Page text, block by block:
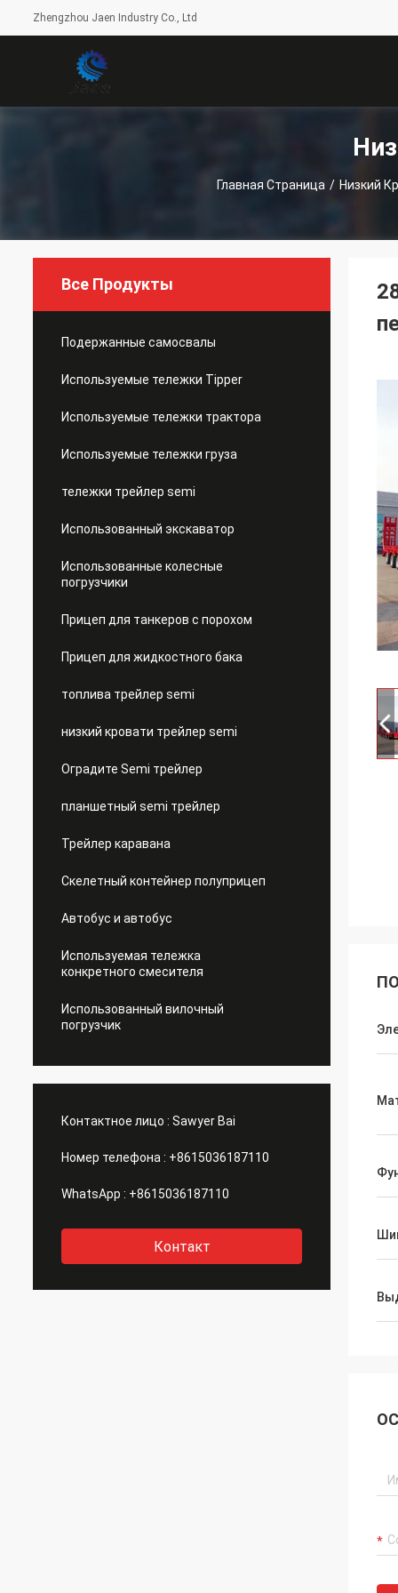
Zhengzhou Jaen Industry Co., Ltd
Главная Страница / Низкий
Все Продукты
Подержанные самосвалы
Используемые тележки Tipper
Используемые тележки трактора
Используемые тележки груза
тележки трейлер semi
Использованный экскаватор
Использованные колесные
погрузчики
Прицеп для танкеров с порохом
Прицеп для жидкостного бака
топлива трейлер semi
низкий кровати трейлер semi
Оградите Semi трейлер
планшетный semi трейлер
Трейлер каравана
Скелетный контейнер полуприцеп
Автобус и автобус
Используемая тележка
конкретного смесителя
Использованный вилочный
погрузчик
Контактное лицо : Sawyer Bai
Номер телефона : +8615036187110
WhatsApp : +8615036187110
Контакт